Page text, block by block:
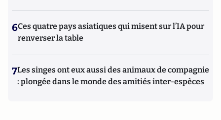
6Ces quatre pays asiatiques qui misent sur l’IA pour
renverser la table
7Les singes ont eux aussi des animaux de compagnie
: plongée dans le monde des amitiés inter-espèces